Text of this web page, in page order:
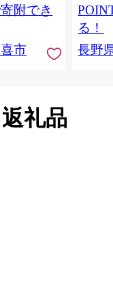
ロング ス
ラサラ 洗
サつき カ
ダメージ
ゥデイ
附でき
市
る！
長野
礼品